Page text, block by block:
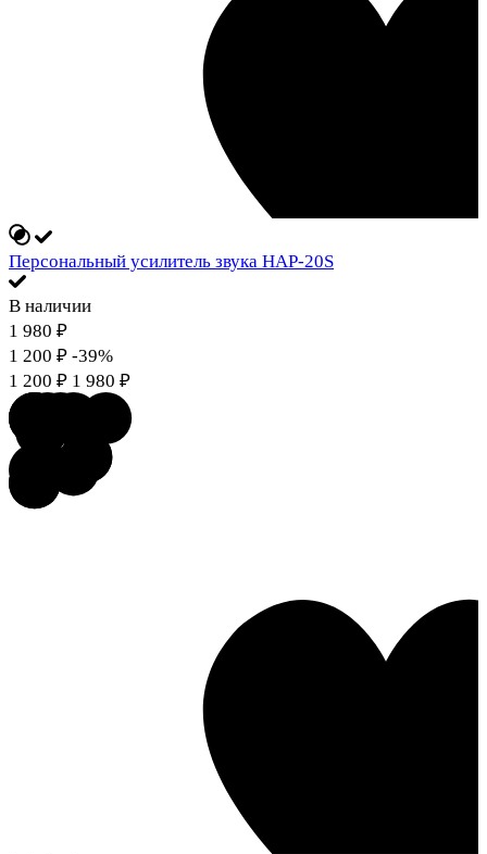
Персональный усилитель звука HAP-20S
В наличии
1 980 ₽
1 200 ₽ -39%
1 200 ₽ 1 980 ₽